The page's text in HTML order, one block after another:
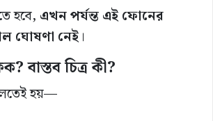
হবে, এখন পর্যন্ত এই ফোনের
ঘোষণা নেই।
বাস্তব চিত্র কী?
হয়—